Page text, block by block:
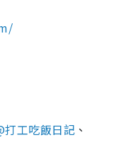
打工吃飯日記 、